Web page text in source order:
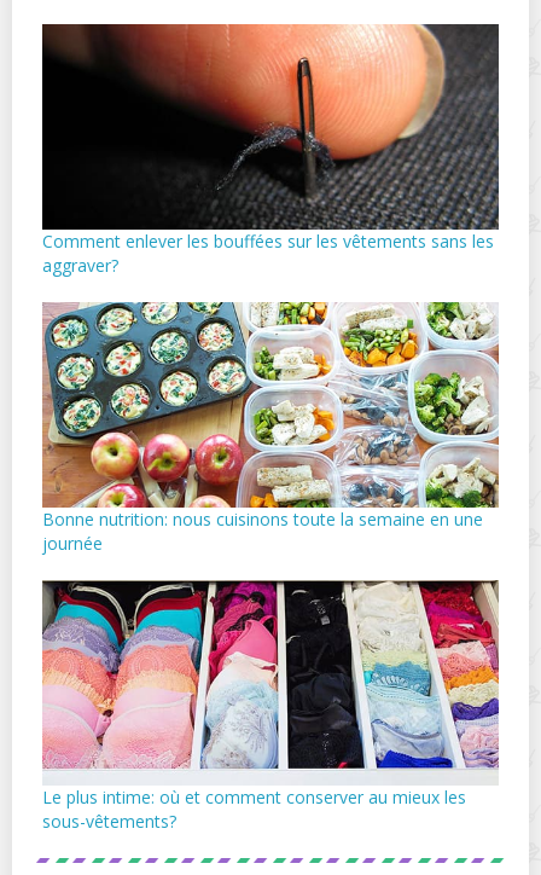
Comment enlever les bouffées sur les vêtements sans les
aggraver?
Bonne nutrition: nous cuisinons toute la semaine en une
journée
Le plus intime: où et comment conserver au mieux les
sous-vêtements?